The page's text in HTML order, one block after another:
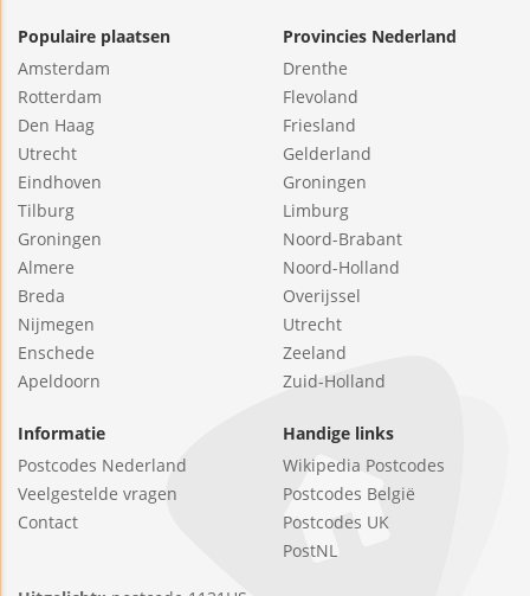
Populaire plaatsen
Amsterdam
Rotterdam
Den Haag
Utrecht
Eindhoven
Tilburg
Groningen
Almere
Breda
Nijmegen
Enschede
Apeldoorn
Provincies Nederland
Drenthe
Flevoland
Friesland
Gelderland
Groningen
Limburg
Noord-Brabant
Noord-Holland
Overijssel
Utrecht
Zeeland
Zuid-Holland
Informatie
Postcodes Nederland
Veelgestelde vragen
Contact
Handige links
Wikipedia Postcodes
Postcodes België
Postcodes UK
PostNL